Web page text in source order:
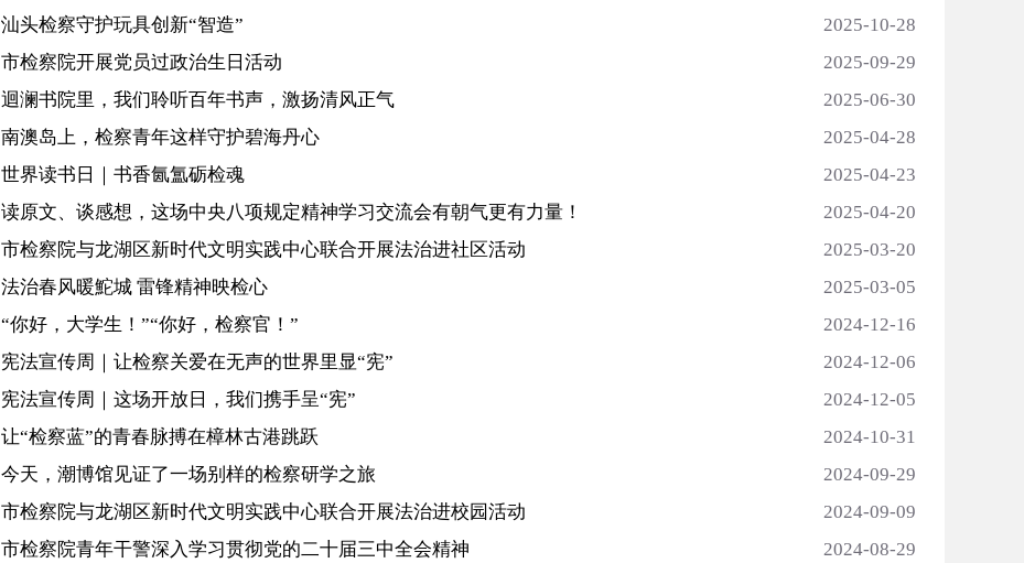
汕头检察守护玩具创新“智造”
2025-10-28
市检察院开展党员过政治生日活动
2025-09-29
迴澜书院里，我们聆听百年书声，激扬清风正气
2025-06-30
南澳岛上，检察青年这样守护碧海丹心
2025-04-28
世界读书日｜书香氤氲砺检魂
2025-04-23
读原文、谈感想，这场中央八项规定精神学习交流会有朝气更有力量！
2025-04-20
市检察院与龙湖区新时代文明实践中心联合开展法治进社区活动
2025-03-20
法治春风暖鮀城 雷锋精神映检心
2025-03-05
“你好，大学生！”“你好，检察官！”
2024-12-16
宪法宣传周｜让检察关爱在无声的世界里显“宪”
2024-12-06
宪法宣传周｜这场开放日，我们携手呈“宪”
2024-12-05
让“检察蓝”的青春脉搏在樟林古港跳跃
2024-10-31
今天，潮博馆见证了一场别样的检察研学之旅
2024-09-29
市检察院与龙湖区新时代文明实践中心联合开展法治进校园活动
2024-09-09
市检察院青年干警深入学习贯彻党的二十届三中全会精神
2024-08-29